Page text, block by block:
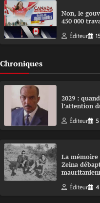
Non, le
450 000
Éditeur
Chroniques
2029 :
l’attention
Éditeur
La mémoire
Zeina
Éditeur